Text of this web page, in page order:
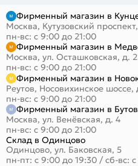
Фирменный магазин в
Москва, Кутузовский
пн-вс: с 9:00 до 21:00
Фирменный магазин в
Москва, ул. Осташковская, д.
пн-вс: с 9:00 до 21:00
Фирменный магазин в
Реутов, Носовихинское шоссе,
пн-вс: с 9:00 до 21:00
Фирменный магазин в
Москва, ул. Венёвская, д. 4
пн-вс: с 9:00 до 21:00
Склад в Одинцово
Одинцово, ул. Баковская, 5
пн-пт: с 9:00 до 19:30 / сб-вс: